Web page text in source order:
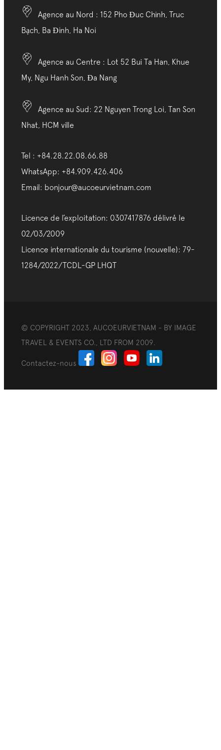
Agence au Nord : 152 Pho Đuc Chinh, Truc
Bạch, Ba Đinh, Ha Noi
Agence au Centre : Lot 52 Bui Ta Han, Khue
My, Ngu Hanh Son, Đa Nang
Agence au Sud: 22 Nguyen Trong Loi, Tan Son
Nhat, HCM ville
Tel : +84.28.22.08.66.88
WhatsApp: +84.909.426.406
Email: bonjour@aucoeurvietnam.com
Licence de l’exploitation: 0307417876 délivré le
02/03/2009
Licence internationale du tourisme (nouvelle): 79-
1284/2022/TCDL-GP LHQT
© COPYRIGHT 2023, AUCOEURVIETNAM - BY IMAGE
TRAVEL & EVENTS CO., LTD FROM 2009.
Contactez-nous